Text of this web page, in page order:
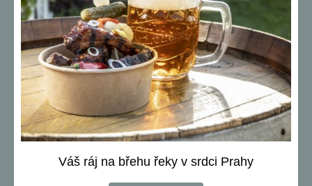
Váš ráj na břehu řeky v srdci Prahy